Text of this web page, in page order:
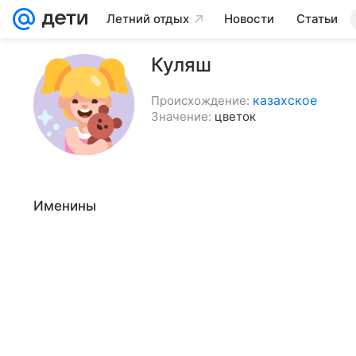
Летний отдых Новости Статьи
Куляш
Происхождение: казахское
Значение: цветок
Именины